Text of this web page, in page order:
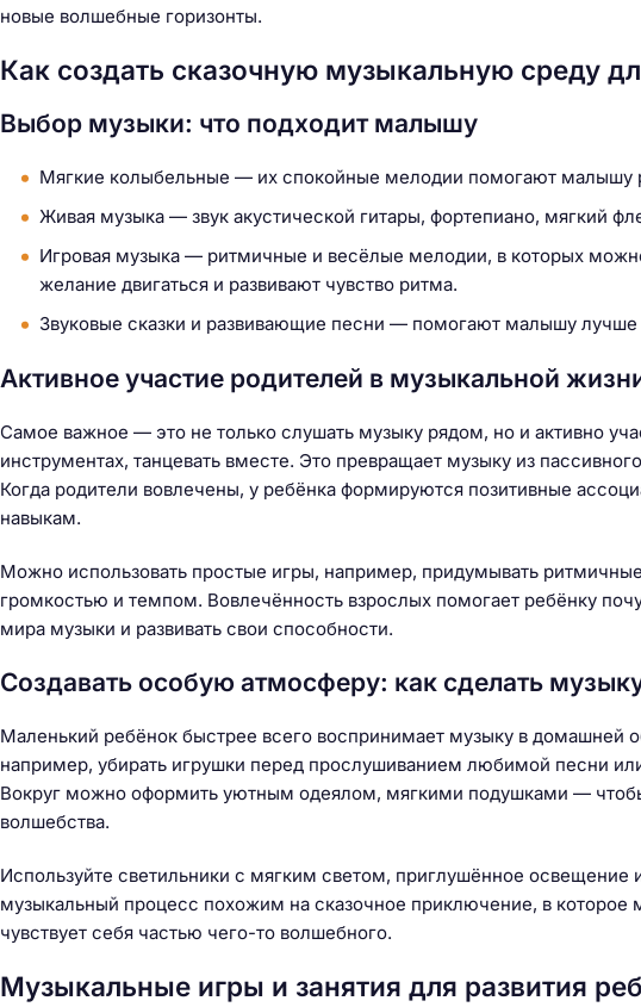
новые волшебные горизонты.
Как создать сказочную музыкальную среду
Выбор музыки: что подходит малышу
Мягкие колыбельные — их спокойные мелодии помогают малышу
Живая музыка — звук акустической гитары, фортепиано, мягкий
Игровая музыка — ритмичные и весёлые мелодии, в которых
желание двигаться и развивают чувство ритма.
Звуковые сказки и развивающие песни — помогают малышу
Активное участие родителей в музыкальной
Самое важное — это не только слушать музыку рядом, но и активно
инструментах, танцевать вместе. Это превращает музыку из
Когда родители вовлечены, у ребёнка формируются позитивные
навыкам.
Можно использовать простые игры, например, придумывать
громкостью и темпом. Вовлечённость взрослых помогает ребёнку
мира музыки и развивать свои способности.
Создавать особую атмосферу: как сделать
Маленький ребёнок быстрее всего воспринимает музыку в домашней
например, убирать игрушки перед прослушиванием любимой песни
Вокруг можно оформить уютным одеялом, мягкими подушками —
волшебства.
Используйте светильники с мягким светом, приглушённое освещение
музыкальный процесс похожим на сказочное приключение, в которое
чувствует себя частью чего-то волшебного.
Музыкальные игры и занятия для развития